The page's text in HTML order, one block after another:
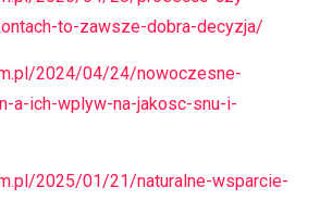
to-zawsze-dobra-decyzja/
2024/04/24/nowoczesne-
a-ich-wplyw-na-jakosc-snu-i-
2025/01/21/naturalne-wsparcie-